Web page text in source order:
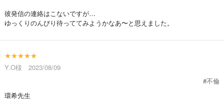
彼発信の連絡はこないですが…
ゆっくりのんびり待っててみようかなあ〜と思えました。
★★★★★
Y.O様 2023/08/09
#不倫
環希先生